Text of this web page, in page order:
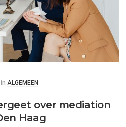
Posted
in ALGEMEEN
over mediation
Haag